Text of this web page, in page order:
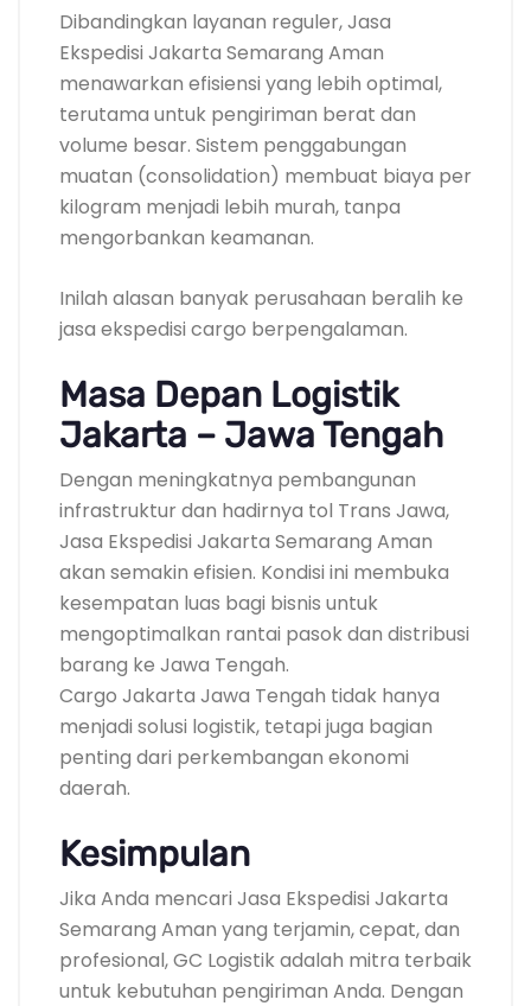
Dibandingkan layanan reguler, Jasa
Ekspedisi Jakarta Semarang Aman
menawarkan efisiensi yang lebih optimal,
terutama untuk pengiriman berat dan
volume besar. Sistem penggabungan
muatan (consolidation) membuat biaya per
kilogram menjadi lebih murah, tanpa
mengorbankan keamanan.
Inilah alasan banyak perusahaan beralih ke
jasa ekspedisi cargo berpengalaman.
Masa Depan Logistik
Jakarta – Jawa Tengah
Dengan meningkatnya pembangunan
infrastruktur dan hadirnya tol Trans Jawa,
Jasa Ekspedisi Jakarta Semarang Aman
akan semakin efisien. Kondisi ini membuka
kesempatan luas bagi bisnis untuk
mengoptimalkan rantai pasok dan distribusi
barang ke Jawa Tengah.
Cargo Jakarta Jawa Tengah tidak hanya
menjadi solusi logistik, tetapi juga bagian
penting dari perkembangan ekonomi
daerah.
Kesimpulan
Jika Anda mencari Jasa Ekspedisi Jakarta
Semarang Aman yang terjamin, cepat, dan
profesional, GC Logistik adalah mitra terbaik
untuk kebutuhan pengiriman Anda. Dengan